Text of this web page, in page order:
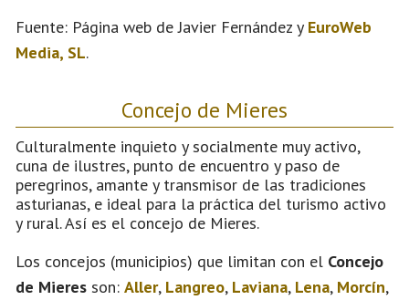
Fuente: Página web de Javier Fernández y EuroWeb
Media, SL.
Concejo de Mieres
Culturalmente inquieto y socialmente muy activo,
cuna de ilustres, punto de encuentro y paso de
peregrinos, amante y transmisor de las tradiciones
asturianas, e ideal para la práctica del turismo activo
y rural. Así es el concejo de Mieres.
Los concejos (municipios) que limitan con el Concejo
de Mieres son: Aller, Langreo, Laviana, Lena, Morcín,